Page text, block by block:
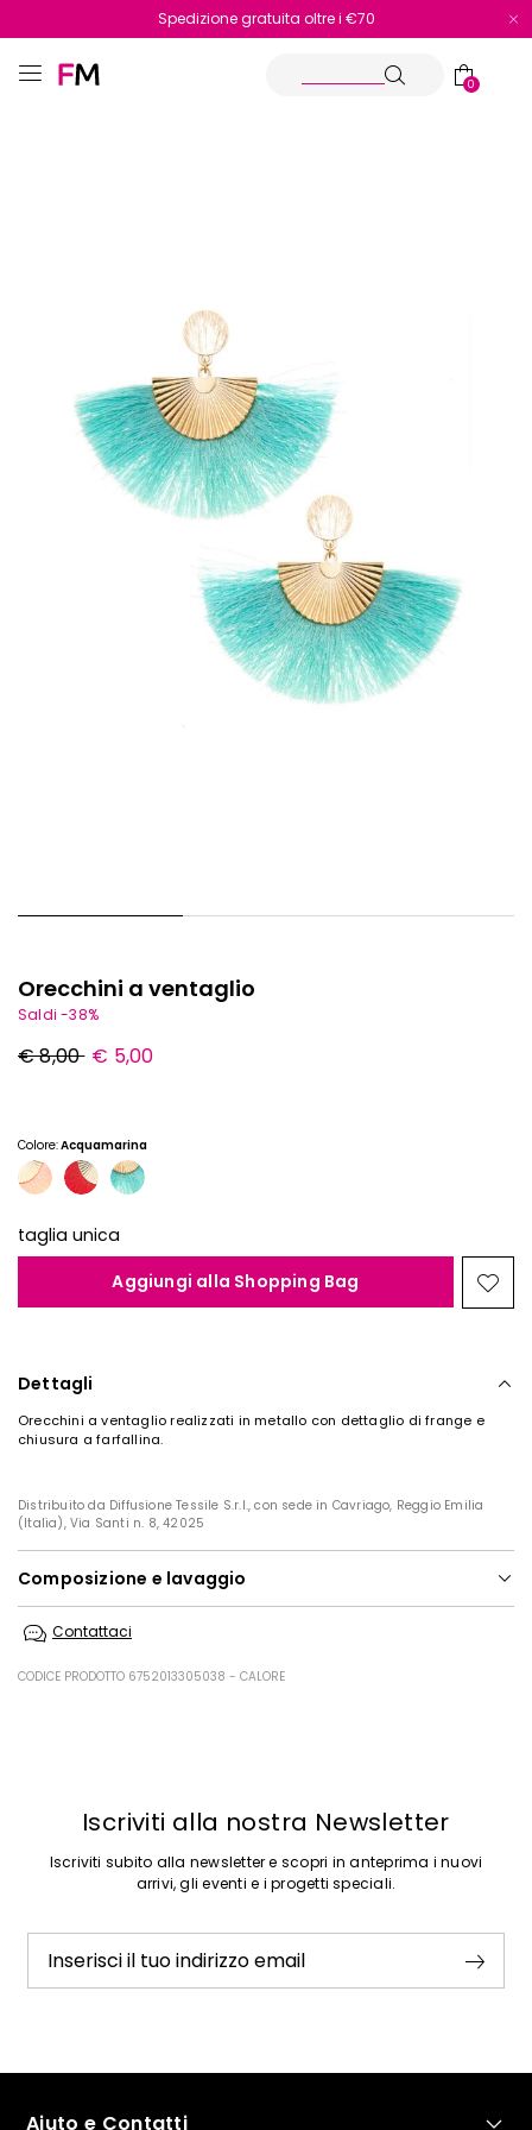
Reso facile e veloce
Spedizione gratuita oltre i €70
0
Orecchini a ventaglio
Saldi -38%
Prezzo
originale
€ 8,00 Nuovo
prezzo
€ 5,00
Colore:Acquamarina
taglia unica
Aggiungi alla Shopping Bag
nella
Dettagli
Orecchini a ventaglio realizzati in metallo con dettaglio di frange e
chiusura a farfallina.
Distribuito da Diffusione Tessile S.r.l., con sede in Cavriago, Reggio Emilia
(Italia), Via Santi n. 8, 42025
Composizione e lavaggio
stirare; non lavare a secco; non lavare ad umido professionale.
Modello in metallo; modello in 100% poliestere.
Contattaci
CODICE PRODOTTO 6752013305038 - CALORE
Iscriviti alla nostra Newsletter
Iscriviti subito alla newsletter e scopri in anteprima i nuovi
arrivi, gli eventi e i progetti speciali.
Inserisci il tuo indirizzo email
Aiuto e Contatti